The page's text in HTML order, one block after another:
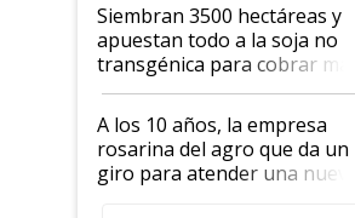
Siembran 3500 hectáreas y
apuestan todo a la soja no
transgénica para cobrar más
por tonelada: compraron un
semillero
A los 10 años, la empresa
rosarina del agro que da un
giro para atender una nueva